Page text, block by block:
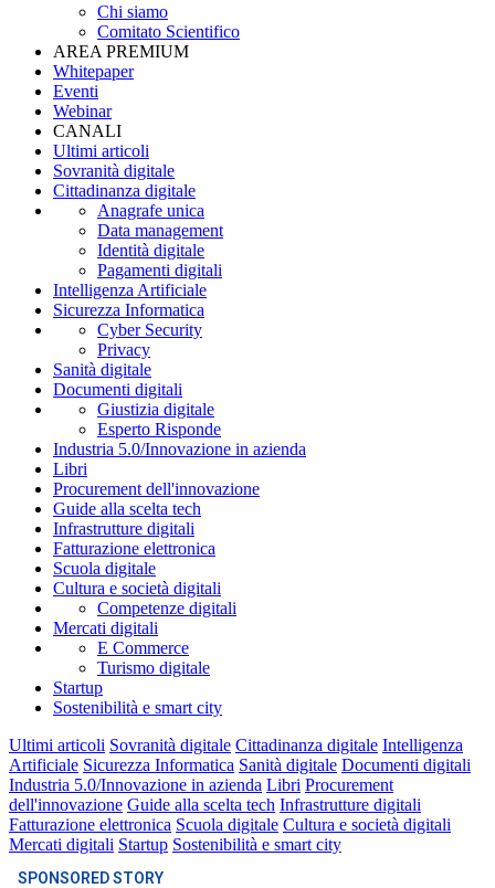
Chi siamo
Comitato Scientifico
AREA PREMIUM
Whitepaper
Eventi
Webinar
CANALI
Ultimi articoli
Sovranità digitale
Cittadinanza digitale
Anagrafe unica
Data management
Identità digitale
Pagamenti digitali
Intelligenza Artificiale
Sicurezza Informatica
Cyber Security
Privacy
Sanità digitale
Documenti digitali
Giustizia digitale
Esperto Risponde
Industria 5.0/Innovazione in azienda
Libri
Procurement dell'innovazione
Guide alla scelta tech
Infrastrutture digitali
Fatturazione elettronica
Scuola digitale
Cultura e società digitali
Competenze digitali
Mercati digitali
E Commerce
Turismo digitale
Startup
Sostenibilità e smart city
Ultimi articoli Sovranità digitale Cittadinanza digitale Intelligenza
Artificiale Sicurezza Informatica Sanità digitale Documenti digitali
Industria 5.0/Innovazione in azienda Libri Procurement
dell'innovazione Guide alla scelta tech Infrastrutture digitali
Fatturazione elettronica Scuola digitale Cultura e società digitali
Mercati digitali Startup Sostenibilità e smart city
SPONSORED STORY